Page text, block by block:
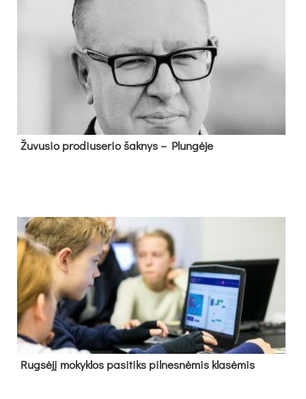
Žu­vu­sio pro­diu­se­rio šak­nys – Plun­gė­je
Rug­sė­jį mo­kyk­los pa­si­tiks pil­nes­nė­mis kla­sė­mis